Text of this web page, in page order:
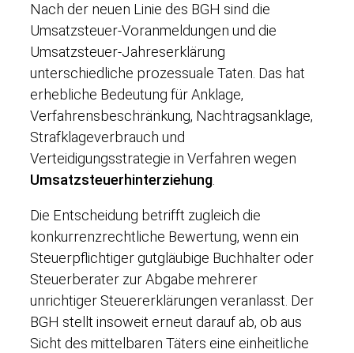
Nach der neuen Linie des BGH sind die
Umsatzsteuer-Voranmeldungen und die
Umsatzsteuer-Jahreserklärung
unterschiedliche prozessuale Taten. Das hat
erhebliche Bedeutung für Anklage,
Verfahrensbeschränkung, Nachtragsanklage,
Strafklageverbrauch und
Verteidigungsstrategie in Verfahren wegen
Umsatzsteuerhinterziehung
Die Entscheidung betrifft zugleich die
konkurrenzrechtliche Bewertung, wenn ein
Steuerpflichtiger gutgläubige Buchhalter oder
Steuerberater zur Abgabe mehrerer
unrichtiger Steuererklärungen veranlasst. Der
BGH stellt insoweit erneut darauf ab, ob aus
Sicht des mittelbaren Täters eine einheitliche